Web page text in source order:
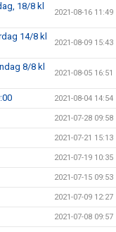
18/8 kl
2021-08-16 11:49
14/8 kl
2021-08-09 15:43
8/8 kl
2021-08-05 16:51
2021-08-04 14:54
2021-07-28 09:58
2021-07-21 15:13
2021-07-19 10:35
2021-07-15 09:53
2021-07-09 12:27
2021-07-08 09:57